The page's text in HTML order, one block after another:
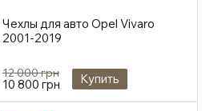
Чехлы для авто Opel Vivaro
2001-2019
12 000 грн
10 800 грн Купить